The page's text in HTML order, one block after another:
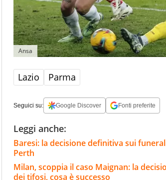
Ansa
Lazio Parma
Seguici su: Google Discover Fonti preferite
Leggi anche:
Baresi: la decisione definitiva sui
Perth
Milan, scoppia il caso Maignan: la
dei tifosi, cosa è successo